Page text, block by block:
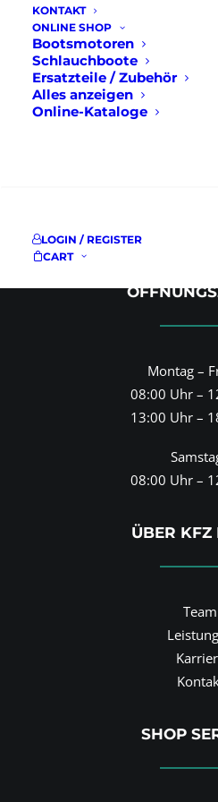
KONTAKT
ONLINE SHOP
Bootsmotoren
Schlauchboote
Ersatzteile / Zubehör
Alles anzeigen
Online-Kataloge
LOGIN / REGISTER
CART
KFZ
Montag –
08:00 Uhr –
13:00 Uhr –
08:00 Uhr –
ÜBER KFZ
Team
SHOP